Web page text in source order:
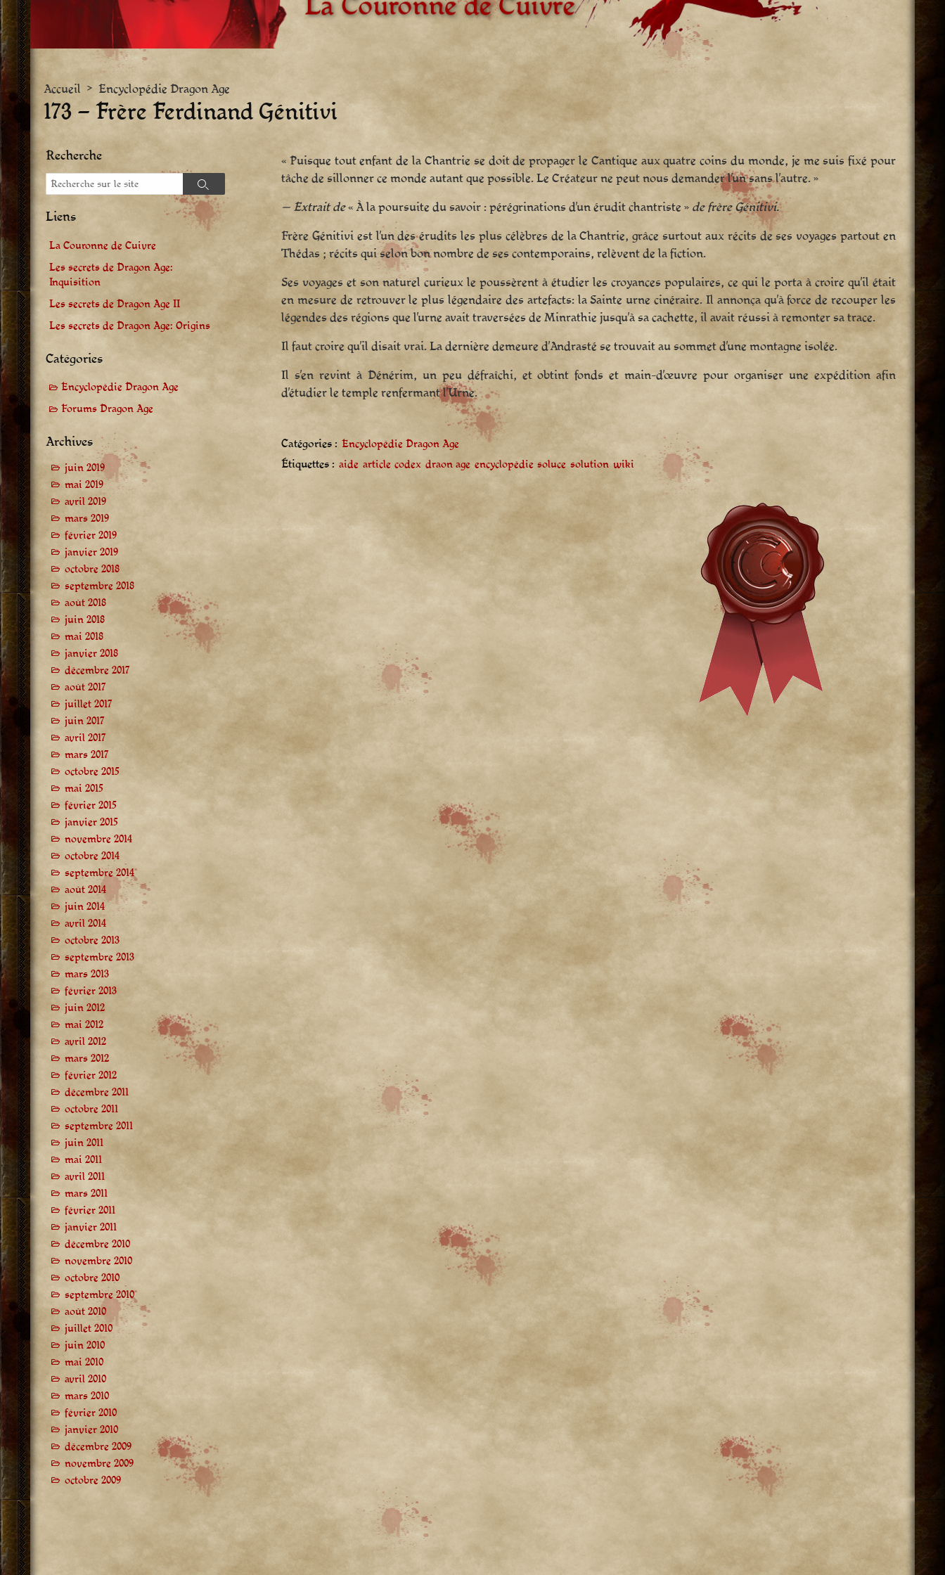
Accueil >Encyclopédie Dragon Age
173 – Frère Ferdinand Génitivi
« Puisque tout enfant de la Chantrie se doit de propager le Cantique aux quatre coins du monde, je me suis fixé pour
tâche de sillonner ce monde autant que possible. Le Créateur ne peut nous demander l’un sans l’autre. »
— Extrait de« À la poursuite du savoir : pérégrinations d’un érudit chantriste » de frère Génitivi.
Frère Génitivi est l’un des érudits les plus célèbres de la Chantrie, grâce surtout aux récits de ses voyages partout en
Thédas ; récits qui selon bon nombre de ses contemporains, relèvent de la fiction.
Ses voyages et son naturel curieux le poussèrent à étudier les croyances populaires, ce qui le porta à croire qu’il était
en mesure de retrouver le plus légendaire des artefacts: la Sainte urne cinéraire. Il annonça qu’à force de recouper les
légendes des régions que l’urne avait traversées de Minrathie jusqu’à sa cachette, il avait réussi à remonter sa trace.
Il faut croire qu’il disait vrai. La dernière demeure d’Andrasté se trouvait au sommet d’une montagne isolée.
Il s’en revint à Dénérim, un peu défraîchi, et obtint fonds et main-d’œuvre pour organiser une expédition afin
d’étudier le temple renfermant l’Urne.
Catégories : Encyclopédie Dragon Age
Étiquettes : aide article codex draon age encyclopédie soluce solution wiki
Recherche
Recherche
Recherche
Liens
La Couronne de Cuivre
Les secrets de Dragon Age:
Inquisition
Les secrets de Dragon Age II
Les secrets de Dragon Age: Origins
Catégories
Encyclopédie Dragon Age
Forums Dragon Age
Archives
juin 2019
mai 2019
avril 2019
mars 2019
février 2019
janvier 2019
octobre 2018
septembre 2018
août 2018
juin 2018
mai 2018
janvier 2018
décembre 2017
août 2017
juillet 2017
juin 2017
avril 2017
mars 2017
octobre 2015
mai 2015
février 2015
janvier 2015
novembre 2014
octobre 2014
septembre 2014
août 2014
juin 2014
avril 2014
octobre 2013
septembre 2013
mars 2013
février 2013
juin 2012
mai 2012
avril 2012
mars 2012
février 2012
décembre 2011
octobre 2011
septembre 2011
juin 2011
mai 2011
avril 2011
mars 2011
février 2011
janvier 2011
décembre 2010
novembre 2010
octobre 2010
septembre 2010
août 2010
juillet 2010
juin 2010
mai 2010
avril 2010
mars 2010
février 2010
janvier 2010
décembre 2009
novembre 2009
octobre 2009